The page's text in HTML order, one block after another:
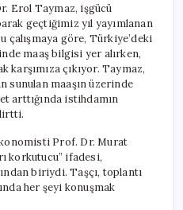
Erol Taymaz, işgücü
geçtiğimiz yıl yayımlanan
çalışmaya göre, Türkiye’deki
maaş bilgisi yer alırken,
karşımıza çıkıyor. Taymaz,
sunulan maaşın üzerinde
arttığında istihdamın
Prof. Dr. Murat
korkutucu” ifadesi,
biriydi. Taşçı, toplantı
her şeyi konuşmak